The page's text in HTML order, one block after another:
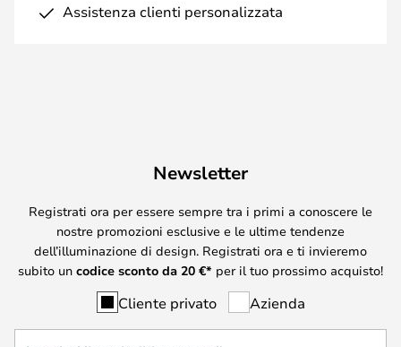
Assistenza clienti personalizzata
Newsletter
Registrati ora per essere sempre tra i primi a conoscere le
nostre promozioni esclusive e le ultime tendenze
dell’illuminazione di design. Registrati ora e ti invieremo
subito un codice sconto da 20 €* per il tuo prossimo acquisto!
Cliente privato Azienda